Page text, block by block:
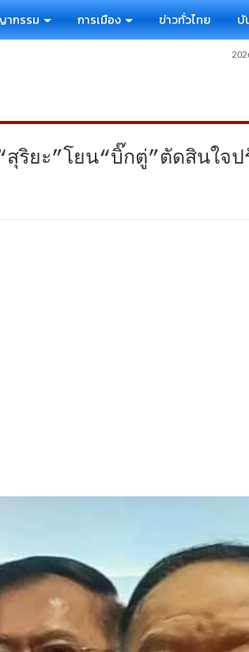
ากรรม การเมือง ข่าวทั่วไทย บั
ริยะ”โยน“บิ๊กตู่”ตัดสินใจ